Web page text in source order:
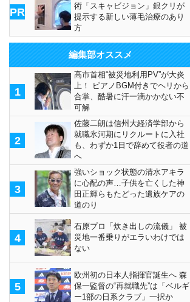
PR
術「スキャビジョン」銀クリが
提示する新しい薄毛治療のあり
方
編集部オススメ
1
高市首相“被災地利用PV”が大炎
上！ ピアノBGM付きでヘリから
合掌、酷暑に汗一滴かかない不
可解
2
佐藤二朗は信州大経済学部から
就職氷河期にリクルートに入社
も、わずか1日で辞めて役者の道
へ
3
強いショック状態の清水アキラ
に心配の声…子供を亡くした神
田正輝らもたどった遺族ケアの
道のり
4
石原プロ「炊き出しの流儀」 被
災地一番乗りがエラいわけでは
ない
5
欧州初の日本人指揮官誕生へ 森
保一監督の“再就職先”は「ベルギ
ー1部の日系クラブ」一択か